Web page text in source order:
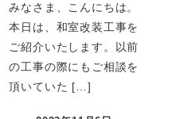
みなさま、こんにちは。
本日は、和室改装工事を
ご紹介いたします。以前
の工事の際にもご相談を
頂いていた […]